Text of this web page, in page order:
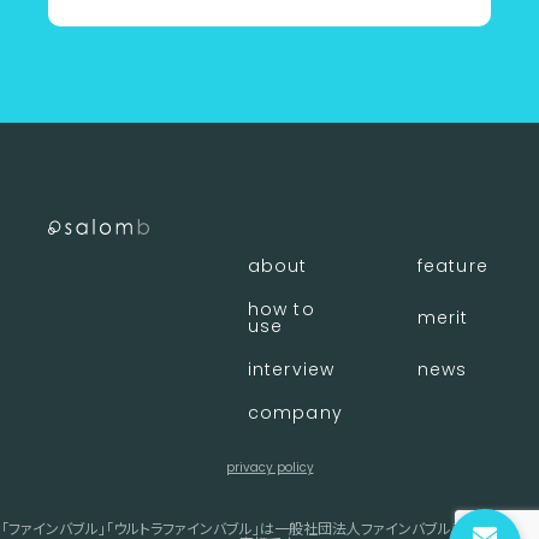
about
feature
how to
use merit
interview
news
company
privacy policy
「ファインバブル」「ウルトラファインバブル」は一般社団法人ファインバブル産業会の登録